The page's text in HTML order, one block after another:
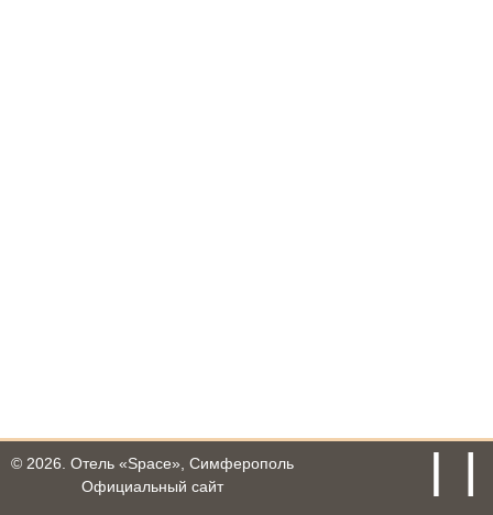
© 2026. Отель «Space», Симферополь
Официальный сайт